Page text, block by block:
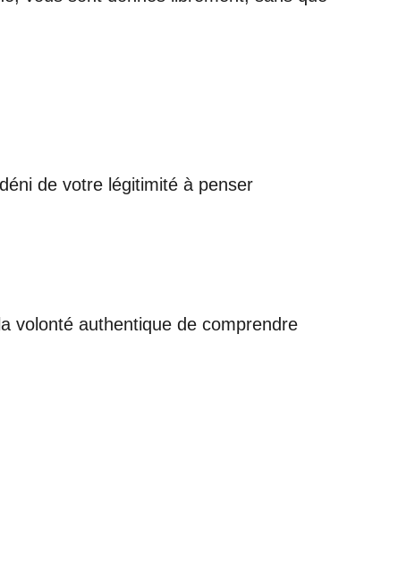
de votre légitimité à penser
volonté authentique de comprendre